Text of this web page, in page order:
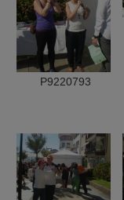
P9220793